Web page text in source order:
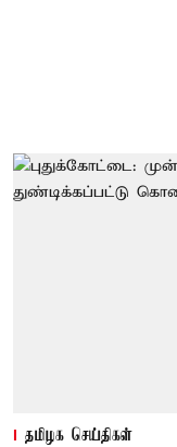
தமிழக செய்திகள்